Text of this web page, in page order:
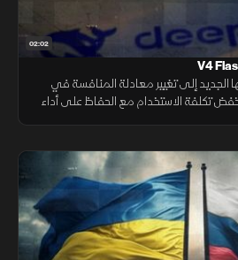
02:02
إلى تغيير معادلة المنافسة في
تكلفة الاستخدام مع الحفاظ على أداء